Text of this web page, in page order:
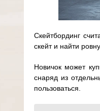
Скейтбординг
скейт и найти
Новичок может
снаряд из
пользоваться.